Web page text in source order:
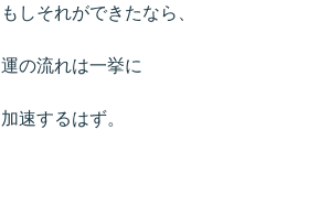
もしそれができたなら、
運の流れは一挙に
加速するはず。